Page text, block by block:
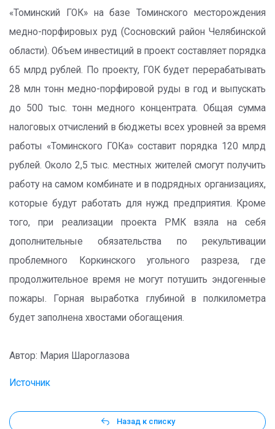
«Томинский ГОК» на базе Томинского месторождения
медно-порфировых руд (Сосновский район Челябинской
области). Объем инвестиций в проект составляет порядка
65 млрд рублей. По проекту, ГОК будет перерабатывать
28 млн тонн медно-порфировой руды в год и выпускать
до 500 тыс. тонн медного концентрата. Общая сумма
налоговых отчислений в бюджеты всех уровней за время
работы «Томинского ГОКа» составит порядка 120 млрд
рублей. Около 2,5 тыс. местных жителей смогут получить
работу на самом комбинате и в подрядных организациях,
которые будут работать для нужд предприятия. Кроме
того, при реализации проекта РМК взяла на себя
дополнительные обязательства по рекультивации
проблемного Коркинского угольного разреза, где
продолжительное время не могут потушить эндогенные
пожары. Горная выработка глубиной в полкилометра
будет заполнена хвостами обогащения.
Автор: Мария Шароглазова
Источник
Назад к списку